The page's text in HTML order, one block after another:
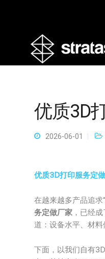
优质3D
2026-06-01
优质3D打印服务定
在越来越多产品追
务定做厂家 ，已经
道：设备水平、材
下面，以我们自有